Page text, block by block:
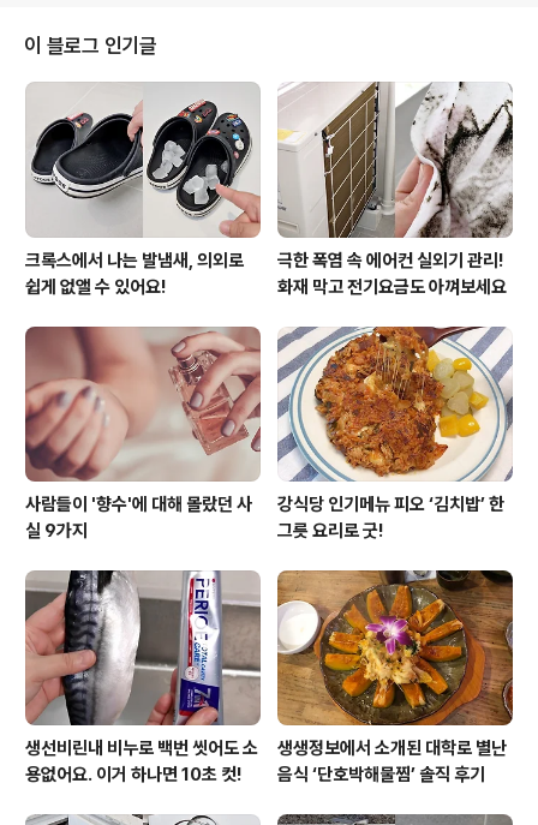
통을 준다.실제 발의 이상이나 질병의 95%는 후천적인 관
리 문제 때문에 발생한다. 발에 감사하고, 발이 좋아하는 습
관을 가져 보자. 첫째는발을 따뜻한 물에 씻고, 마사지를 하
며 밝은 곳에서 살펴보자.발에 굳은 살이나 티눈이 있는지,
발의 아치가 어느 정도인지, 특정 부위가 아프거나 쉽게 피
로한지 등을 점검한다.만일 ..
이 블로그 인기글
크록스에서 나는 발냄새, 의외로
쉽게 없앨 수 있어요!
극한 폭염 속 에어컨 실외기 관리!
화재 막고 전기요금도 아껴보세요
사람들이 '향수'에 대해 몰랐던 사
실 9가지
강식당 인기메뉴 피오 ‘김치밥’ 한
그릇 요리로 굿!
생선비린내 비누로 백번 씻어도 소
용없어요. 이거 하나면 10초 컷!
생생정보에서 소개된 대학로 별난
음식 ‘단호박해물찜’ 솔직 후기